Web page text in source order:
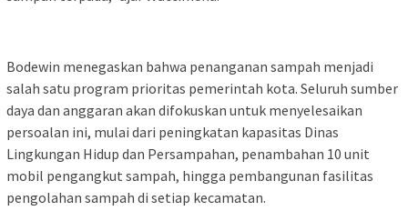
Bodewin menegaskan bahwa penanganan sampah menjadi
salah satu program prioritas pemerintah kota. Seluruh sumber
daya dan anggaran akan difokuskan untuk menyelesaikan
persoalan ini, mulai dari peningkatan kapasitas Dinas
Lingkungan Hidup dan Persampahan, penambahan 10 unit
mobil pengangkut sampah, hingga pembangunan fasilitas
pengolahan sampah di setiap kecamatan.